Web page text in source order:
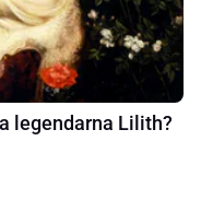
legendarna Lilith?